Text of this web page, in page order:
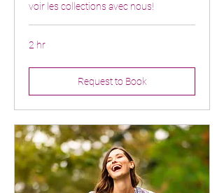
voir les collections avec nous!
2 hr
Request to Book